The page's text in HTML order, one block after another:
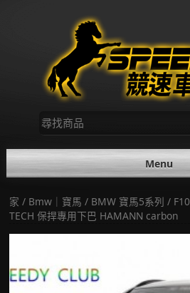
尋
找：
Menu
家 / Bmw｜寶馬 / BMW 寶馬5系列 / F10
TECH 保捍專用下巴 HAMANN carbon